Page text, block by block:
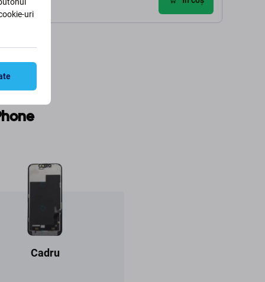
Cadru
uri